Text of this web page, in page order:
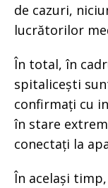
de cazuri,
lucrătorilor
În total, în
spitalicești
confirmați cu
în stare
conectați la
În același